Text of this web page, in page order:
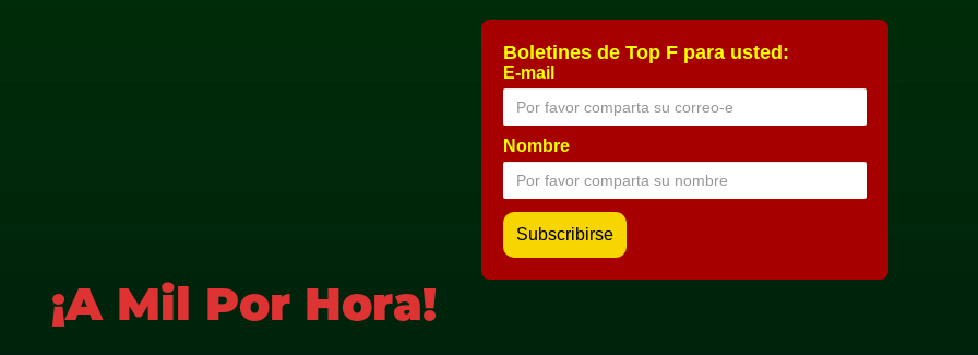
Boletines de Top F para usted:
E-mail
Nombre
¡A Mil Por Hora!